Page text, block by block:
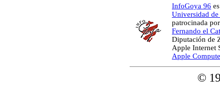
InfoGoya 96
Universidad de
patrocinada
Fernando el
Diputación de
Apple Internet
Apple
©